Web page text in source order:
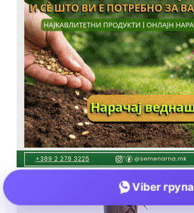
Viber група